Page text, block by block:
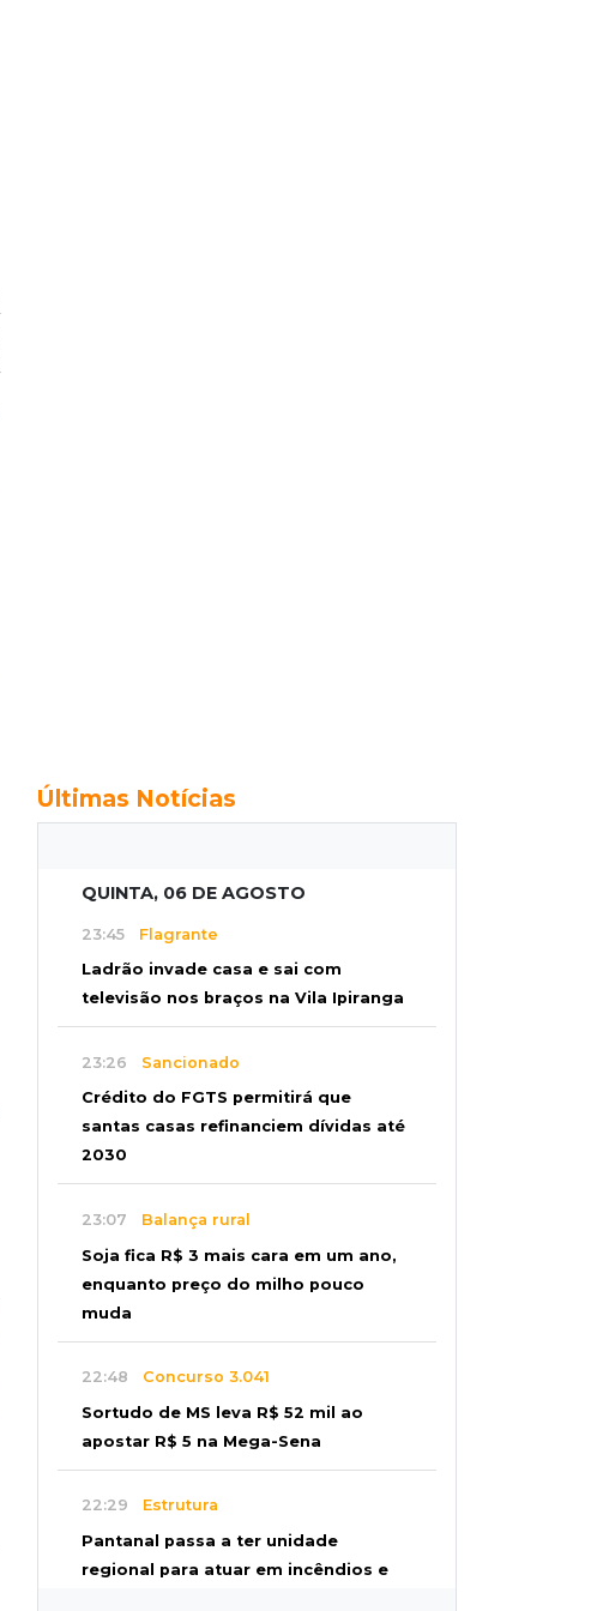
Últimas Notícias
QUINTA, 06 DE AGOSTO
23:45 Flagrante
Ladrão invade casa e sai com
televisão nos braços na Vila Ipiranga
23:26 Sancionado
Crédito do FGTS permitirá que
santas casas refinanciem dívidas até
2030
23:07 Balança rural
Soja fica R$ 3 mais cara em um ano,
enquanto preço do milho pouco
muda
22:48 Concurso 3.041
Sortudo de MS leva R$ 52 mil ao
apostar R$ 5 na Mega-Sena
22:29 Estrutura
Pantanal passa a ter unidade
regional para atuar em incêndios e